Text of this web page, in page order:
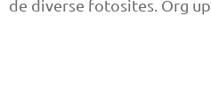
de diverse fotosites. Org